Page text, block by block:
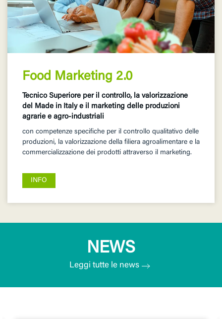
Food Marketing 2.0
Tecnico Superiore per il controllo, la valorizzazione
del Made in Italy e il marketing delle produzioni
agrarie e agro-industriali
con competenze specifiche per il controllo qualitativo delle
produzioni, la valorizzazione della filiera agroalimentare e la
commercializzazione dei prodotti attraverso il marketing.
INFO
NEWS
Leggi tutte le news